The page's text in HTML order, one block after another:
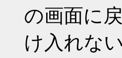
の画面に
け入れない